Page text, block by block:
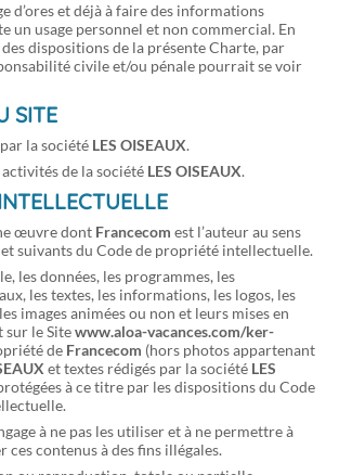
d’ores et déjà à faire des informations
un usage personnel et non commercial. En
dispositions de la présente Charte, par
civile et/ou pénale pourrait se voir
SITE
la société LES OISEAUX.
de la société LES OISEAUX.
œuvre dont Francecom est l’auteur au sens
suivants du Code de propriété intellectuelle.
les données, les programmes, les
les textes, les informations, les logos, les
images animées ou non et leurs mises en
sur le Sitewww.aloa-vacances.com/ker-
de Francecom (hors photos appartenant
et textes rédigés par la société LES
à ce titre par les dispositions du Code
à ne pas les utiliser et à ne permettre à
ces contenus à des fins illégales.